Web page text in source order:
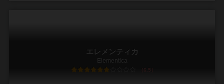
エレメンティカ
Elementica
6.5